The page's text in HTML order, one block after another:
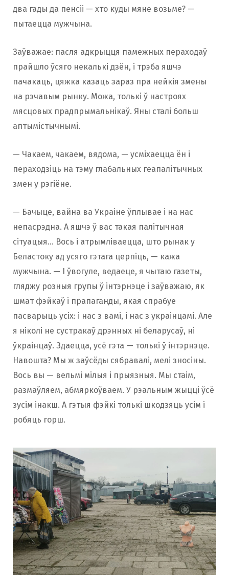
два гады да пенсіі — хто куды мяне возьме? —
пытаецца мужчына.
Заўважае: пасля адкрыцця памежных пераходаў
прайшло ўсяго некалькі дзён, і трэба яшчэ
пачакаць, цяжка казаць зараз пра нейкія змены
на рэчавым рынку. Можа, толькі ў настроях
мясцовых прадпрымальнікаў. Яны сталі больш
аптымістычнымі.
— Чакаем, чакаем, вядома, — усміхаецца ён і
пераходзіць на тэму глабальных геапалітычных
змен у рэгіёне.
— Бачыце, вайна ва Украіне ўплывае і на нас
непасрэдна. А яшчэ ў вас такая палітычная
сітуацыя… Вось і атрымліваецца, што рынак у
Беластоку ад усяго гэтага церпіць, — кажа
мужчына. — І ўвогуле, ведаеце, я чытаю газеты,
гляджу розныя групы ў інтэрнэце і заўважаю, як
шмат фэйкаў і прапаганды, якая спрабуе
пасварыць усіх: і нас з вамі, і нас з украінцамі. Але
я ніколі не сустракаў дрэнных ні беларусаў, ні
ўкраінцаў. Здаецца, усё гэта — толькі ў інтэрнэце.
Навошта? Мы ж заўсёды сябравалі, мелі зносіны.
Вось вы — вельмі мілыя і прыязныя. Мы стаім,
размаўляем, абмяркоўваем. У рэальным жыцці ўсё
зусім інакш. А гэтыя фэйкі толькі шкодзяць усім і
робяць горш.